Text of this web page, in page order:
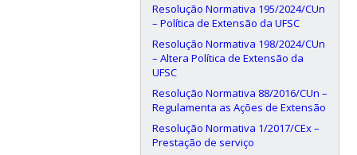
Resolução Normativa 195/2024/CUn
– Política de Extensão da UFSC
Resolução Normativa 198/2024/CUn
– Altera Política de Extensão da
UFSC
Resolução Normativa 88/2016/CUn –
Regulamenta as Ações de Extensão
Resolução Normativa 1/2017/CEx –
Prestação de serviço